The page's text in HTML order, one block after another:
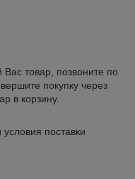
товар, позвоните по
покупку через
в корзину.
поставки